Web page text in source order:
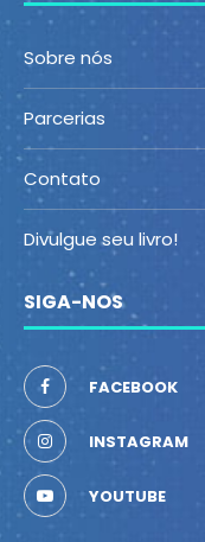
Sobre nós
Parcerias
Contato
Divulgue seu livro!
SIGA-NOS
FACEBOOK
INSTAGRAM
YOUTUBE